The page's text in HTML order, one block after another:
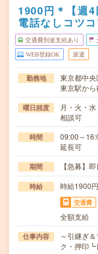
1900円＊【週
電話なしコツ
交通費別途支給あり
WEB登録OK 派遣
勤務地
東京都中央
東京駅か
曜日頻度
月・火・
相談可
時間
09:00～
延長可
期間 【急募】
時給 時給1900
交通費
全額支給
仕事内容
～引継ぎ
ク・押印┗